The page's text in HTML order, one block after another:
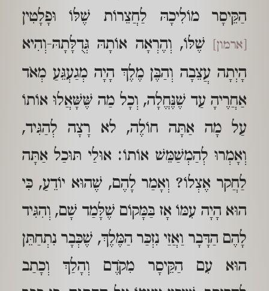
הַקֵּיסָר מוֹלִיכָהּ לַחֲצֵרוֹת שֶׁלּוֹ וּפָלָטִין
[ארמון]
שֶׁלּוֹ, וְהֶרְאָה אוֹתָהּ גְּדֻלָּתָהּ-וְהִיא
הָיְתָה עֲצֵבָה וְהַבֶּן מֶלֶךְ הָיָה מְגַעְגֵּעַ מְאֹד
אַחֲרֶיהָ עַד שֶׁנֶּחֱלָה, וְכָל מַה שֶּׁשָּׁאֲלוּ אוֹתוֹ
עַל מָה אַתָּה חוֹלֶה, לא רָצָה לְהַגִּיד,
וְאָמְרוּ לְהַמְשַׁמֵּשׁ אוֹתוֹ: אוּלַי תּוּכַל אַתָּה
לַחֲקר אֶצְלוֹ? וְאָמַר לָהֶם, שֶׁהוּא יוֹדֵעַ, כִּי
הוּא הָיָה עִמּוֹ אָז בַּמָּקוֹם שֶׁלָּמַד שָׁם, וְהִגִּיד
לָהֶם הַדָּבָר וַאֲזַי נִזְכַּר הַמֶּלֶךְ, שֶׁכְּבָר נִתְחַתֵּן
הוּא עִם הַקֵּיסָר מִקֹדֶם וְהָלַךְ וְכָתַב